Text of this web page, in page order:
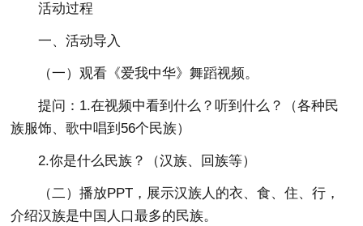
活动过程
一、活动导入
（一）观看《爱我中华》舞蹈视频。
提问：1.在视频中看到什么？听到什么？（各种民
族服饰、歌中唱到56个民族）
2.你是什么民族？（汉族、回族等）
（二）播放PPT，展示汉族人的衣、食、住、行，
介绍汉族是中国人口最多的民族。